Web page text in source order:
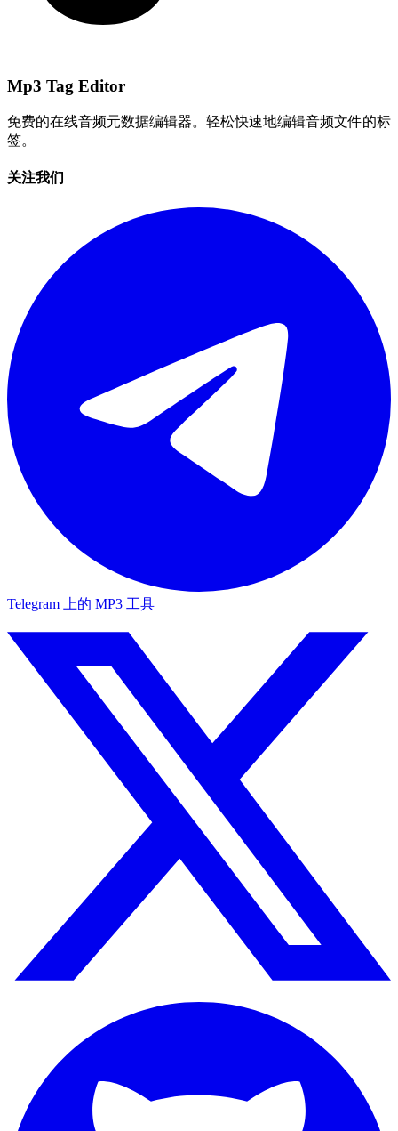
Mp3 Tag Editor
免费的在线音频元数据编辑器。轻松快速地编辑音频文件的标
签。
关注我们
Telegram 上的 MP3 工具